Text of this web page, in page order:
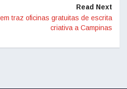
Read Next
traz oficinas gratuitas de escrita
criativa a Campinas